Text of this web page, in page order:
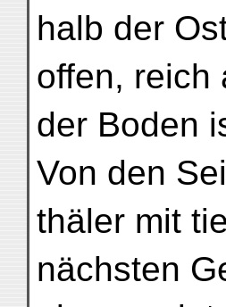
halb der
offen, reich
der Boden
Von den
thäler mit
nächsten